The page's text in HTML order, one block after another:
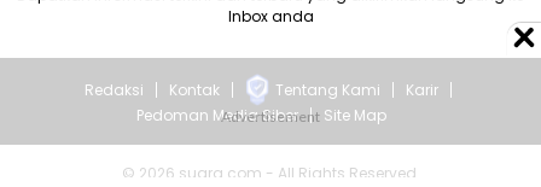
Inbox anda
Redaksi Kontak Tentang Kami
Karir
Pedoman Media Siber
Site Map
© 2026 suara.com - All Rights Reserved.